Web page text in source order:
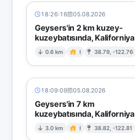
18:26:16 05.08.2026
Geysers'in 2 km kuzey-
kuzeybatısında, Kaliforniya
0.6 km I 38.79, -122.76
18:09:09 05.08.2026
Geysers'in 7 km
kuzeybatısında, Kaliforniya
3.0 km I 38.82, -122.81